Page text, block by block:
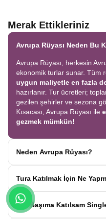
Merak Ettikleriniz
Avrupa Rüyası Neden Bu
Avrupa Rüyası, herkesin
ekonomik turlar sunar. Tüm
uygun maliyetle en fazla
hazırlanır. Tur ücretleri;
gezilen şehirler ve sezona
Kısacası, Avrupa Rüyası ile
gezmek mümkün!
Neden Avrupa Rüyası?
ülkeyikeşfedin! Ekstra tur
dahil.
benzersiz rotalar
ile
Tura Katılmak İçin Ne
Tur sayfasındaki
seyahat sözleşmesini
kaydınız tamamlanır ve
Tek Başıma Katılsam